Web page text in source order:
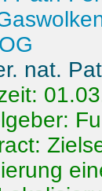
nat.